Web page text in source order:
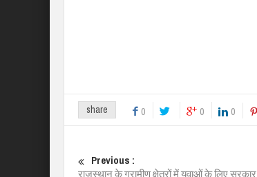
share 0 0 0
Previous :
राजस्थान के ग्रामीण क्षेत्रों में युवाओं के लिए सरकार